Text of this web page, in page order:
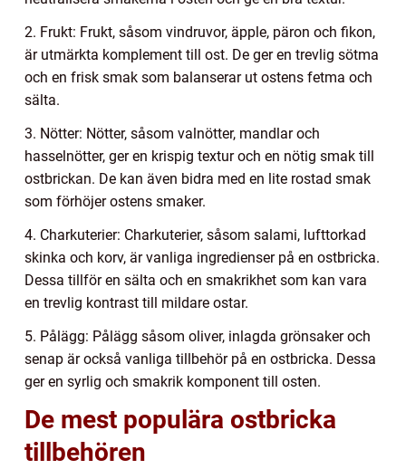
2. Frukt: Frukt, såsom vindruvor, äpple, päron och fikon,
är utmärkta komplement till ost. De ger en trevlig sötma
och en frisk smak som balanserar ut ostens fetma och
sälta.
3. Nötter: Nötter, såsom valnötter, mandlar och
hasselnötter, ger en krispig textur och en nötig smak till
ostbrickan. De kan även bidra med en lite rostad smak
som förhöjer ostens smaker.
4. Charkuterier: Charkuterier, såsom salami, lufttorkad
skinka och korv, är vanliga ingredienser på en ostbricka.
Dessa tillför en sälta och en smakrikhet som kan vara
en trevlig kontrast till mildare ostar.
5. Pålägg: Pålägg såsom oliver, inlagda grönsaker och
senap är också vanliga tillbehör på en ostbricka. Dessa
ger en syrlig och smakrik komponent till osten.
De mest populära ostbricka
tillbehören